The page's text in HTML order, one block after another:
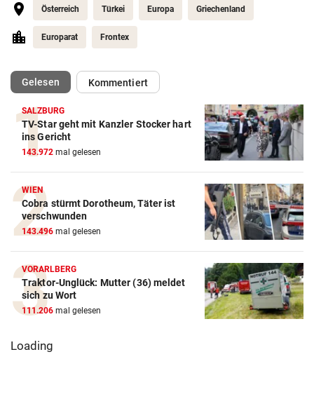
Österreich Türkei Europa Griechenland
Europarat Frontex
Gelesen(ausgewählt)Kommentiert
SALZBURG
TV-Star geht mit Kanzler Stocker hart
ins Gericht
143.972 mal gelesen
WIEN
Cobra stürmt Dorotheum, Täter ist
verschwunden
143.496 mal gelesen
VORARLBERG
Traktor-Unglück: Mutter (36) meldet
sich zu Wort
111.206 mal gelesen